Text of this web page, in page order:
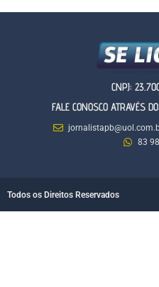
CNPJ:
FALE CONOSCO ATRAVÉS
83
Todos os Direitos Reservados